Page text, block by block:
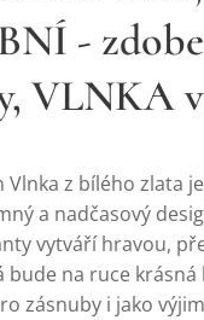
-
VLNKA
z bílého zlata
a nadčasový
vytváří hravou,
bude na ruce krásná
zásnuby i jako